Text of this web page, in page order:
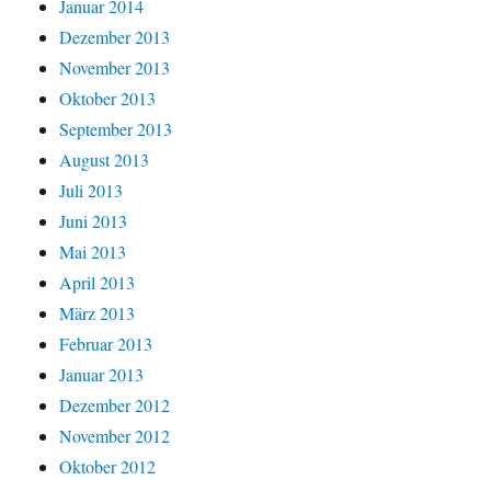
Januar 2014
Dezember 2013
November 2013
Oktober 2013
September 2013
August 2013
Juli 2013
Juni 2013
Mai 2013
April 2013
März 2013
Februar 2013
Januar 2013
Dezember 2012
November 2012
Oktober 2012